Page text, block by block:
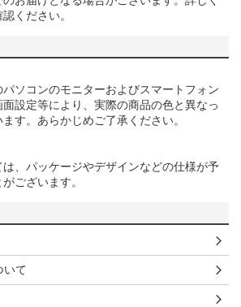
ください。
ソコンのモニターおよびスマートフォン
設定等により、実際の商品の色と異なっ
す。あらかじめご了承ください。
、パッケージやデザインなどの仕様が予
ございます。
いて